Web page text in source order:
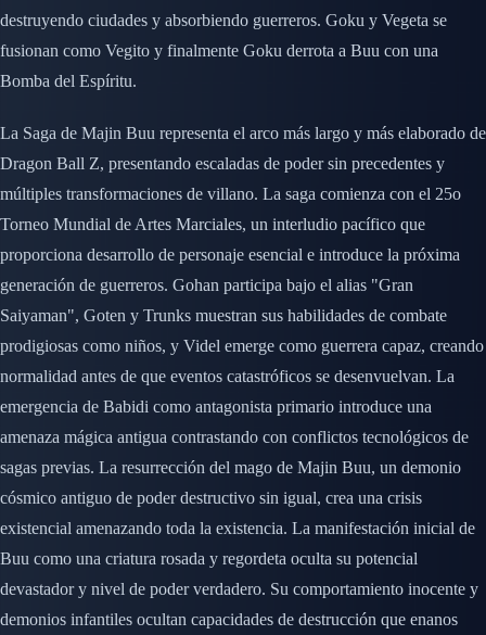
destruyendo ciudades y absorbiendo guerreros. Goku y Vegeta se
fusionan como Vegito y finalmente Goku derrota a Buu con una
Bomba del Espíritu.
La Saga de Majin Buu representa el arco más largo y más elaborado de
Dragon Ball Z, presentando escaladas de poder sin precedentes y
múltiples transformaciones de villano. La saga comienza con el 25o
Torneo Mundial de Artes Marciales, un interludio pacífico que
proporciona desarrollo de personaje esencial e introduce la próxima
generación de guerreros. Gohan participa bajo el alias "Gran
Saiyaman", Goten y Trunks muestran sus habilidades de combate
prodigiosas como niños, y Videl emerge como guerrera capaz, creando
normalidad antes de que eventos catastróficos se desenvuelvan. La
emergencia de Babidi como antagonista primario introduce una
amenaza mágica antigua contrastando con conflictos tecnológicos de
sagas previas. La resurrección del mago de Majin Buu, un demonio
cósmico antiguo de poder destructivo sin igual, crea una crisis
existencial amenazando toda la existencia. La manifestación inicial de
Buu como una criatura rosada y regordeta oculta su potencial
devastador y nivel de poder verdadero. Su comportamiento inocente y
demonios infantiles ocultan capacidades de destrucción que enanos